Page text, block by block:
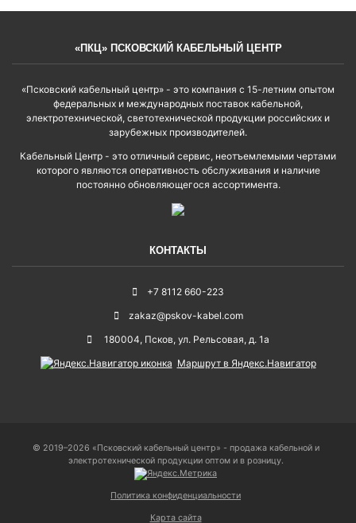
«ПКЦ» ПСКОВСКИЙ КАБЕЛЬНЫЙ ЦЕНТР
«Псковский кабельный центр» - это компания с 15-летним опытом
федеральных и международных поставок кабельной,
электротехнической, светотехнической продукции российских и
зарубежных производителей.
Кабельный Центр - это отличный сервис, неотъемлемыми чертами
которого являются оперативность обслуживания и наличие
постоянно обновляющегося ассортимента.
КОНТАКТЫ
+7 8112 660-223
zakaz@pskov-kabel.com
180004, Псков, ул. Рельсовая, д. 1а
Маршрут в Яндекс.Навигатор
© 2019–2026 «Псковский кабельный центр» - продажа кабельной и
электротехнической продукции оптом и в розницу.
Политика конфиденциальности
Карта сайта